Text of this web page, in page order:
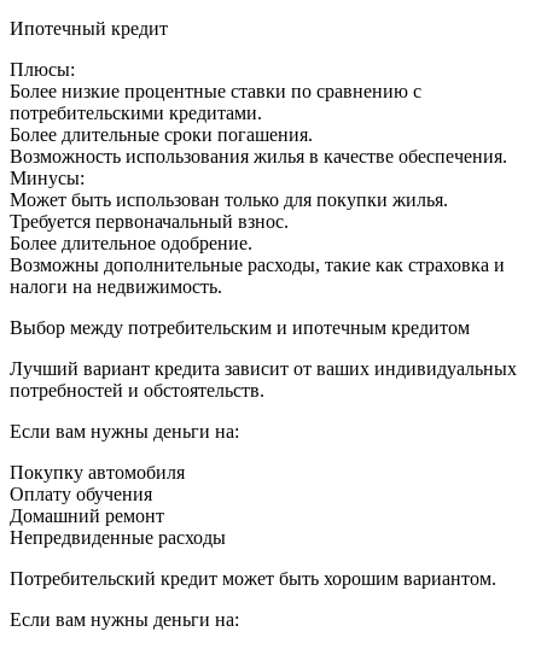
Ипотечный кредит
Плюсы:
Более низкие процентные ставки по сравнению с
потребительскими кредитами.
Более длительные сроки погашения.
Возможность использования жилья в качестве обеспечения.
Минусы:
Может быть использован только для покупки жилья.
Требуется первоначальный взнос.
Более длительное одобрение.
Возможны дополнительные расходы, такие как страховка и
налоги на недвижимость.
Выбор между потребительским и ипотечным кредитом
Лучший вариант кредита зависит от ваших индивидуальных
потребностей и обстоятельств.
Если вам нужны деньги на:
Покупку автомобиля
Оплату обучения
Домашний ремонт
Непредвиденные расходы
Потребительский кредит может быть хорошим вариантом.
Если вам нужны деньги на: